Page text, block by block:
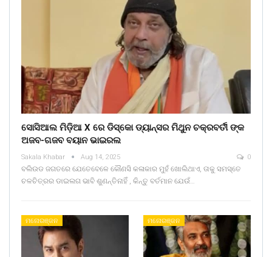
ସୋସିଆଲ ମିଡ଼ିଆ X ରେ ଡିସ୍କୋ ଡ୍ୟାନ୍ସର ମିଥୁନ ଚକ୍ରବର୍ତୀ ଙ୍କ
ଅଜବ-ଗଜବ ବୟାନ ଭାଇରଲ
Sakala Khabar Aug 14, 2025 0
ବଲିଉଡ ଜଗତରେ ଯେତେବେଳେ କୌଣସି କଳାକାର ମୁହଁ ଖୋଲିଥାଏ, ତାକୁ ସମସ୍ତେ
ଚଳଚିତ୍ରର ଡାଇଲଗ ଭାବି ଶୁଣନ୍ତିନାହିଁ , କିନ୍ତୁ ବର୍ତମାନ ଯେଉଁ…
ମନୋରଞ୍ଜନ ମନୋରଞ୍ଜନ